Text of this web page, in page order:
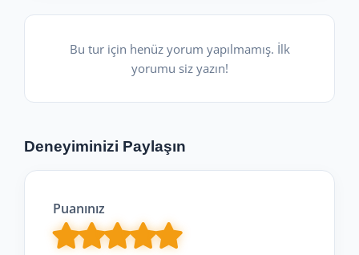
Bu tur için henüz yorum yapılmamış. İlk
yorumu siz yazın!
Deneyiminizi Paylaşın
Puanınız